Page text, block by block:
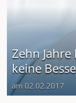
Zehn
keine
am 02.02.2017